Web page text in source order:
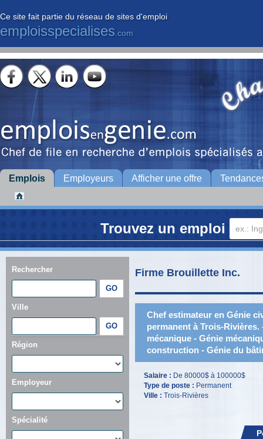
Ce site fait partie du réseau de sites d'emploi
emploisspecialises .com
Emplois Employeurs Afficher une offre
Trouvez un emploi
Rechercher
Ville
Région
Employeur
Spécialité
Firme Brouillette Inc.
Chef estimateur en Génie
permanent à Trois-Rivières.
mécanique - Génie
construction - Génie du
Salaire : De 80000$ à 100000$
Type de poste : Permanent
Ville : Trois-Rivières